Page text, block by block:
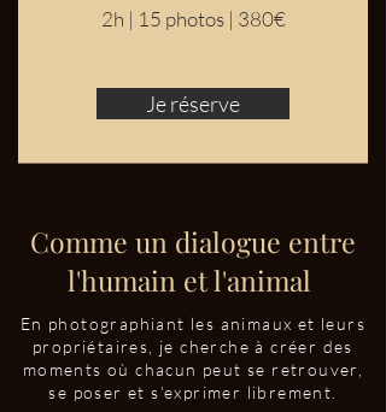
2h | 15 photos | 380€
Je réserve
Comme un dialogue entre
l'humain et l'animal
En photographiant les animaux et leurs
propriétaires, je cherche à créer des
moments où chacun peut se retrouver,
se poser et s’exprimer librement.